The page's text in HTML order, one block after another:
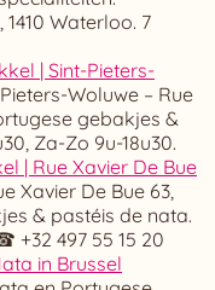
1410 Waterloo. 7
| Sint-Pieters-
Woluwe – Rue
gebakjes &
Za-Zo 9u-18u30.
| Rue Xavier De Bue
Xavier De Bue 63,
& pastéis de nata.
+32 497 55 15 20
in Brussel